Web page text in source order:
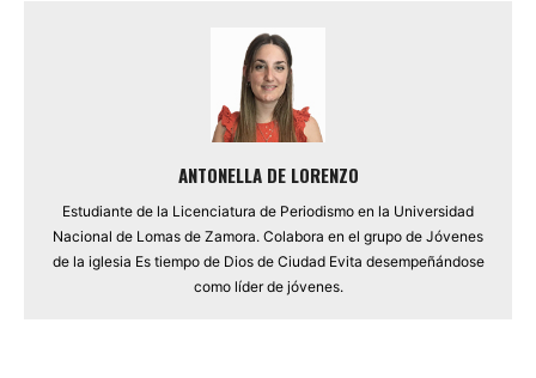
ANTONELLA DE LORENZO
Estudiante de la Licenciatura de Periodismo en la Universidad
Nacional de Lomas de Zamora. Colabora en el grupo de Jóvenes
de la iglesia Es tiempo de Dios de Ciudad Evita desempeñándose
como líder de jóvenes.